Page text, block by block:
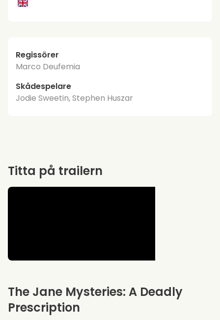
Regissörer
Marco Deufemia
Skådespelare
Jodie Sweetin, Stephen Huszar
The Jane Mysteries: A Deadly
Prescription
Titta på trailern